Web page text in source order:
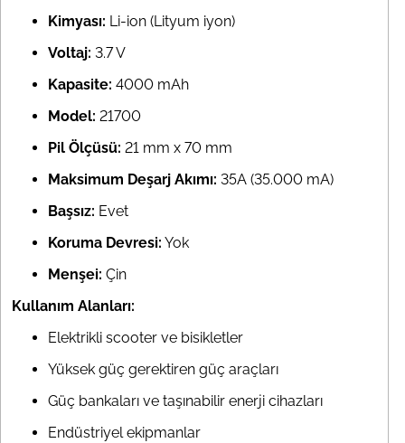
Kimyası: Li-ion (Lityum iyon)
Voltaj: 3.7 V
Kapasite: 4000 mAh
Model: 21700
Pil Ölçüsü: 21 mm x 70 mm
Maksimum Deşarj Akımı: 35A (35.000 mA)
Başsız: Evet
Koruma Devresi: Yok
Menşei: Çin
Kullanım Alanları:
Elektrikli scooter ve bisikletler
Yüksek güç gerektiren güç araçları
Güç bankaları ve taşınabilir enerji cihazları
Endüstriyel ekipmanlar